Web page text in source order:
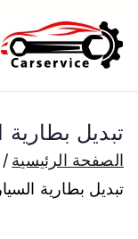
إلى
المحتوى
تبديل بطارية
الصفحة الرئيسية
تبديل بطارية